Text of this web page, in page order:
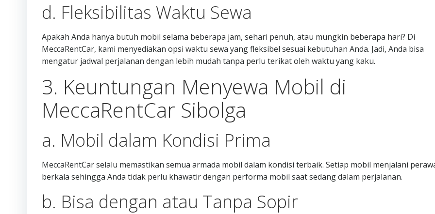
d. Fleksibilitas Waktu Sewa
Apakah Anda hanya butuh mobil selama beberapa jam, sehari penuh, atau mungkin beberapa hari? Di
MeccaRentCar, kami menyediakan opsi waktu sewa yang fleksibel sesuai kebutuhan Anda. Jadi, Anda bisa
mengatur jadwal perjalanan dengan lebih mudah tanpa perlu terikat oleh waktu yang kaku.
3. Keuntungan Menyewa Mobil di
MeccaRentCar Sibolga
a. Mobil dalam Kondisi Prima
MeccaRentCar selalu memastikan semua armada mobil dalam kondisi terbaik. Setiap mobil menjalani
berkala sehingga Anda tidak perlu khawatir dengan performa mobil saat sedang dalam perjalanan.
b. Bisa dengan atau Tanpa Sopir